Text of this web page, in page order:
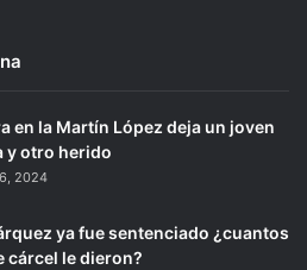
en la Martín López deja un joven
y otro herido
2024
ya fue sentenciado ¿cuantos
cárcel le dieron?